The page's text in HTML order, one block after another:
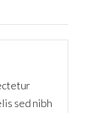
sed nibh